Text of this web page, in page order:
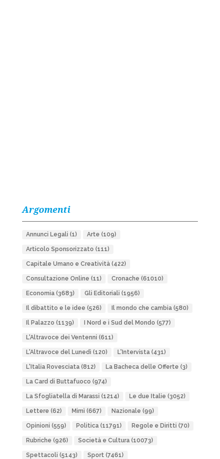
Argomenti
Annunci Legali (1) Arte (109)
Articolo Sponsorizzato (111)
Capitale Umano e Creatività(422)
Consultazione Online (11) Cronache (61010)
Economia(3683) Gli Editoriali (1956)
Il dibattito e le idee (526) Il mondo che cambia(580)
Il Palazzo (1139) I Nord e i Sud del Mondo (577)
L'Altravoce dei Ventenni (611)
L'Altravoce del Lunedì (120) L'Intervista(431)
L'Italia Rovesciata(812) La Bacheca delle Offerte (3)
La Card di Buttafuoco (974)
La Sfogliatella di Marassi (1214) Le due Italie (3052)
Lettere (62) Mimì (667) Nazionale (99)
Opinioni (559) Politica(11791) Regole e Diritti (70)
Rubriche (926) Società e Cultura(10073)
Spettacoli (5143) Sport(7461)